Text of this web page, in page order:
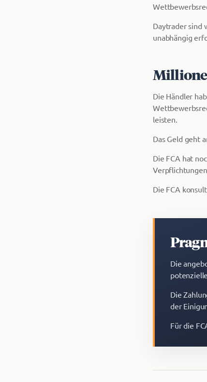
Daytrader sind
unabhängig
Die Händler
leisten.
Das Geld geht
Die FCA hat
Die FCA
Die
Die
der
Für die